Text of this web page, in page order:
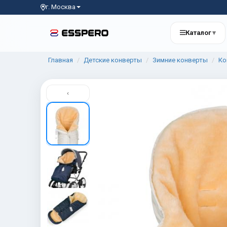
г. Москва
Каталог▾
Главная Детские конверты Зимние конверты
‹